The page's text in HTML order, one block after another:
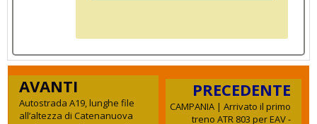
AVANTI
Autostrada A19, lunghe file
all’altezza di Catenanuova
PRECEDENTE
CAMPANIA | Arrivato il primo
treno ATR 803 per EAV -